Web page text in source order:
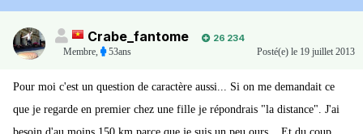
Crabe_fantome
26 234
Membre
53ans Posté(e) le 19 juillet 2013
Pour moi c'est un question de caractère aussi... Si on me demandait ce
que je regarde en premier chez une fille je répondrais "la distance". J'ai